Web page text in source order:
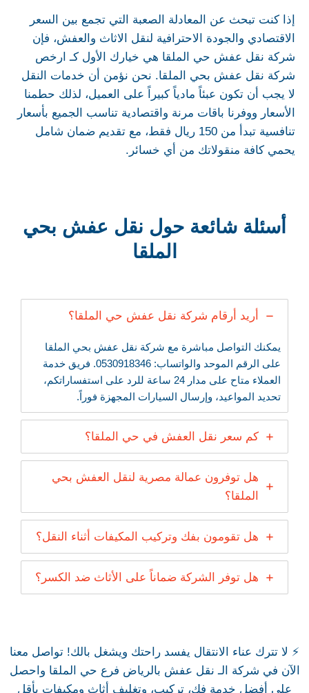
إذا كنت تبحث عن المعادلة الصعبة التي تجمع بين السعر
الاقتصادي والجودة الاحترافية لنقل الاثاث والعفش، فإن
شركة نقل عفش حي الملقا هي خيارك الأول كـ ارخص
شركة نقل عفش بحي الملقا. نحن نؤمن أن خدمات النقل
لا يجب أن تكون عبئاً مادياً كبيراً على العميل، لذلك حطمنا
الأسعار ووفرنا باقات مرنة واقتصادية تناسب الجميع بأسعار
تنافسية تبدأ من 150 ريال فقط، مع تقديم ضمان شامل
يحمي كافة منقولاتك من أي خسائر.
أسئلة شائعة حول نقل عفش بحي
الملقا
أريد أرقام شركة نقل عفش حي الملقا؟
يمكنك التواصل مباشرة مع شركة نقل عفش بحي الملقا
على الرقم الموحد والواتساب: 0530918346. فريق خدمة
العملاء متاح على مدار 24 ساعة للرد على استفساراتكم،
تحديد المواعيد، وإرسال السيارات المجهزة فوراً.
كم سعر نقل العفش في حي الملقا؟
هل توفرون عمالة مصرية لنقل العفش بحي
الملقا؟
هل تقومون بفك وتركيب المكيفات أثناء النقل؟
هل توفر الشركة ضماناً على الأثاث ضد الكسر؟
⚡ لا تترك عناء الانتقال يفسد راحتك ويشغل بالك! تواصل معنا
الآن في شركة الـ نقل عفش بالرياض فرع حي الملقا واحصل
على أفضل خدمة فك، تركيب، وتغليف أثاث ومكيفات بأقل